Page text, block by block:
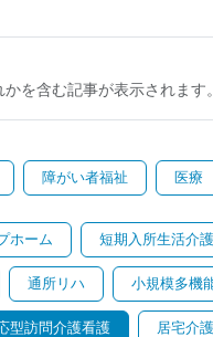
を含む記事が表示されます。
障がい者福祉 医療
ホーム 短期入所生活介護
通所リハ 小規模多機
型訪問介護看護 居宅介